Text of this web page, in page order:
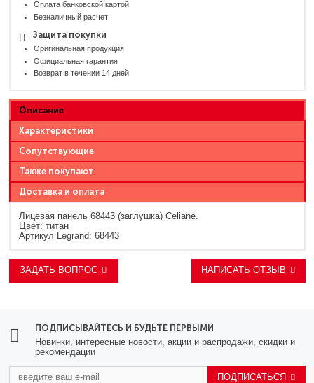
Оплата банковской картой
Безналичный расчет
Защита покупки
Оригинальная продукция
Официальная гарантия
Возврат в течении 14 дней
Описание
Характеристики
Сопутствующие
Также покупают
Доставка и оплата
Лицевая панель 68443 (заглушка) Celiane.
Цвет: титан
Артикул Legrand: 68443
ЗАДАТЬ ВОПРОС НАПИСАТЬ ОТЗЫВ
ПОДПИСЫВАЙТЕСЬ И БУДЬТЕ ПЕРВЫМИ
Новинки, интересные новости, акции и распродажи, скидки и
рекомендации
ПОДПИСАТЬСЯ